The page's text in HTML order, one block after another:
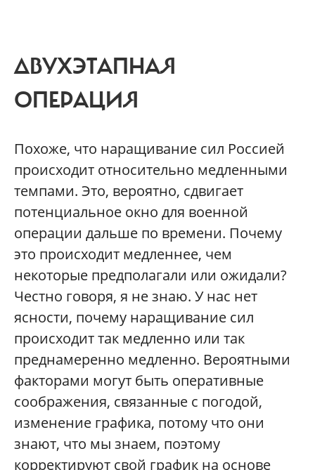
ДВУХЭТАПНАЯ
ОПЕРАЦИЯ
Похоже, что наращивание сил Россией
происходит относительно медленными
темпами. Это, вероятно, сдвигает
потенциальное окно для военной
операции дальше по времени. Почему
это происходит медленнее, чем
некоторые предполагали или ожидали?
Честно говоря, я не знаю. У нас нет
ясности, почему наращивание сил
происходит так медленно или так
преднамеренно медленно. Вероятными
факторами могут быть оперативные
соображения, связанные с погодой,
изменение графика, потому что они
знают, что мы знаем, поэтому
корректируют свой график на основе